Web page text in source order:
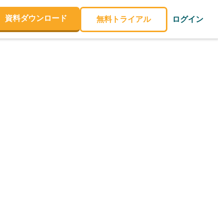
資料ダウンロード 無料トライアル ログイン